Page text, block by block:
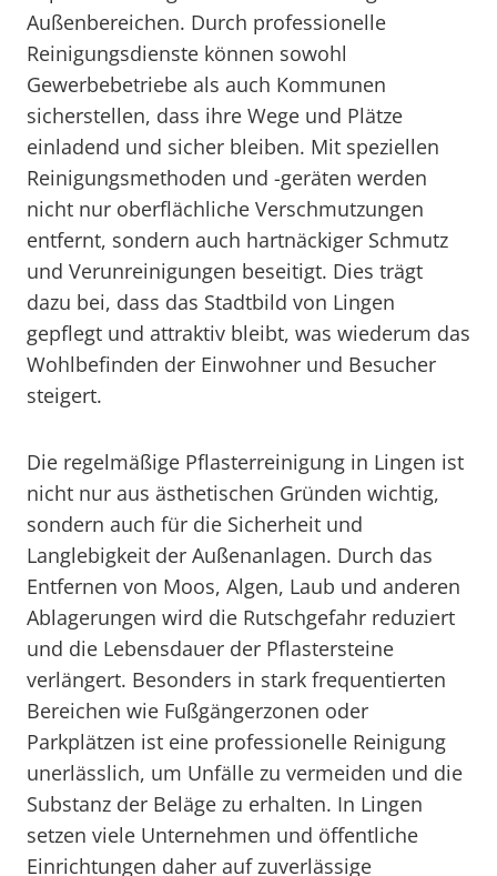
Außenbereichen. Durch professionelle
Reinigungsdienste können sowohl
Gewerbebetriebe als auch Kommunen
sicherstellen, dass ihre Wege und Plätze
einladend und sicher bleiben. Mit speziellen
Reinigungsmethoden und -geräten werden
nicht nur oberflächliche Verschmutzungen
entfernt, sondern auch hartnäckiger Schmutz
und Verunreinigungen beseitigt. Dies trägt
dazu bei, dass das Stadtbild von Lingen
gepflegt und attraktiv bleibt, was wiederum das
Wohlbefinden der Einwohner und Besucher
steigert.
Die regelmäßige Pflasterreinigung in Lingen ist
nicht nur aus ästhetischen Gründen wichtig,
sondern auch für die Sicherheit und
Langlebigkeit der Außenanlagen. Durch das
Entfernen von Moos, Algen, Laub und anderen
Ablagerungen wird die Rutschgefahr reduziert
und die Lebensdauer der Pflastersteine
verlängert. Besonders in stark frequentierten
Bereichen wie Fußgängerzonen oder
Parkplätzen ist eine professionelle Reinigung
unerlässlich, um Unfälle zu vermeiden und die
Substanz der Beläge zu erhalten. In Lingen
setzen viele Unternehmen und öffentliche
Einrichtungen daher auf zuverlässige